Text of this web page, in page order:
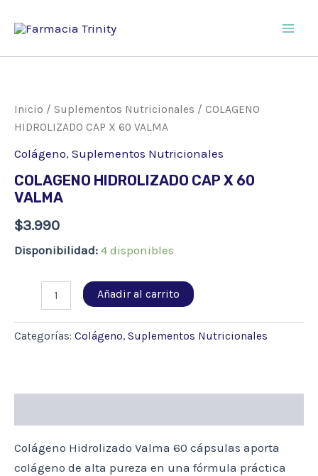
Inicio / Suplementos Nutricionales / COLAGENO
HIDROLIZADO CAP X 60 VALMA
Colágeno, Suplementos Nutricionales
COLAGENO HIDROLIZADO CAP X 60
VALMA
$3.990
Disponibilidad: 4 disponibles
HIDROLIZADO
X
Añadir al carrito
Categorías: Colágeno, Suplementos Nutricionales
Colágeno Hidrolizado Valma 60 cápsulas aporta
colágeno de alta pureza en una fórmula práctica